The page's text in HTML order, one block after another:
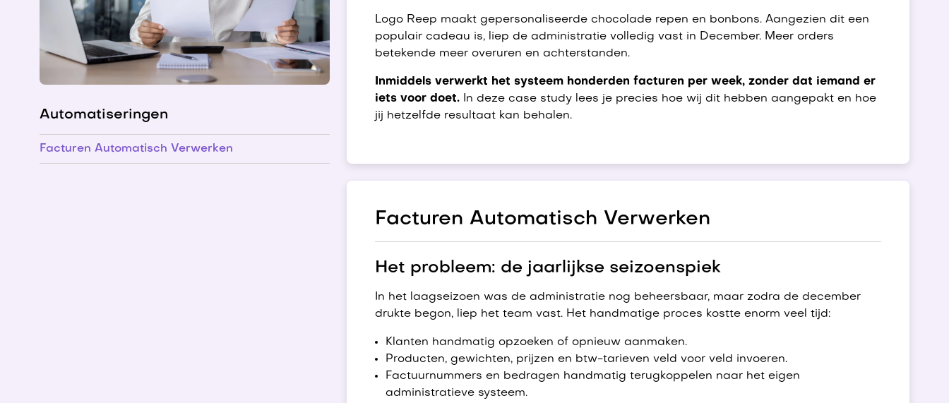
Automatiseringen
Facturen Automatisch Verwerken
Logo Reep maakt gepersonaliseerde chocolade repen en bonbons. Aangezien dit een
populair cadeau is, liep de administratie volledig vast in December. Meer orders
betekende meer overuren en achterstanden.
Inmiddels verwerkt het systeem honderden facturen per week, zonder dat iemand er
iets voor doet.In deze case study lees je precies hoe wij dit hebben aangepakt en hoe
jij hetzelfde resultaat kan behalen.
Facturen Automatisch Verwerken
Het probleem: de jaarlijkse seizoenspiek
In het laagseizoen was de administratie nog beheersbaar, maar zodra de december
drukte begon, liep het team vast. Het handmatige proces kostte enorm veel tijd:
Klanten handmatig opzoeken of opnieuw aanmaken.
Producten, gewichten, prijzen en btw-tarieven veld voor veld invoeren.
Factuurnummers en bedragen handmatig terugkoppelen naar het eigen
administratieve systeem.